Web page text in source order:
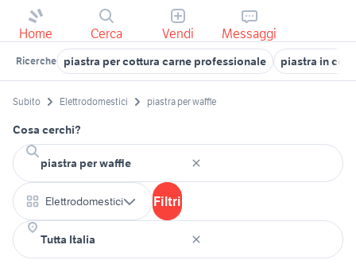
Home Cerca Vendi Messaggi
Ricerche piastra per cottura carne professionale piastra in
Subito Elettrodomestici piastra per waffle
Cosa cerchi?
Elettrodomestici Filtri